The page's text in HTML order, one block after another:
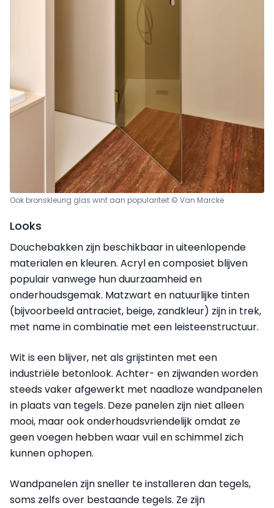
Ook bronskleurig glas wint aan populariteit © Van Marcke
Looks
Douchebakken zijn beschikbaar in uiteenlopende
materialen en kleuren. Acryl en composiet blijven
populair vanwege hun duurzaamheid en
onderhoudsgemak. Matzwart en natuurlijke tinten
(bijvoorbeeld antraciet, beige, zandkleur) zijn in trek,
met name in combinatie met een leisteenstructuur.
Wit is een blijver, net als grijstinten met een
industriële betonlook. Achter- en zijwanden worden
steeds vaker afgewerkt met naadloze wandpanelen
in plaats van tegels. Deze panelen zijn niet alleen
mooi, maar ook onderhoudsvriendelijk omdat ze
geen voegen hebben waar vuil en schimmel zich
kunnen ophopen.
Wandpanelen zijn sneller te installeren dan tegels,
soms zelfs over bestaande tegels. Ze zijn